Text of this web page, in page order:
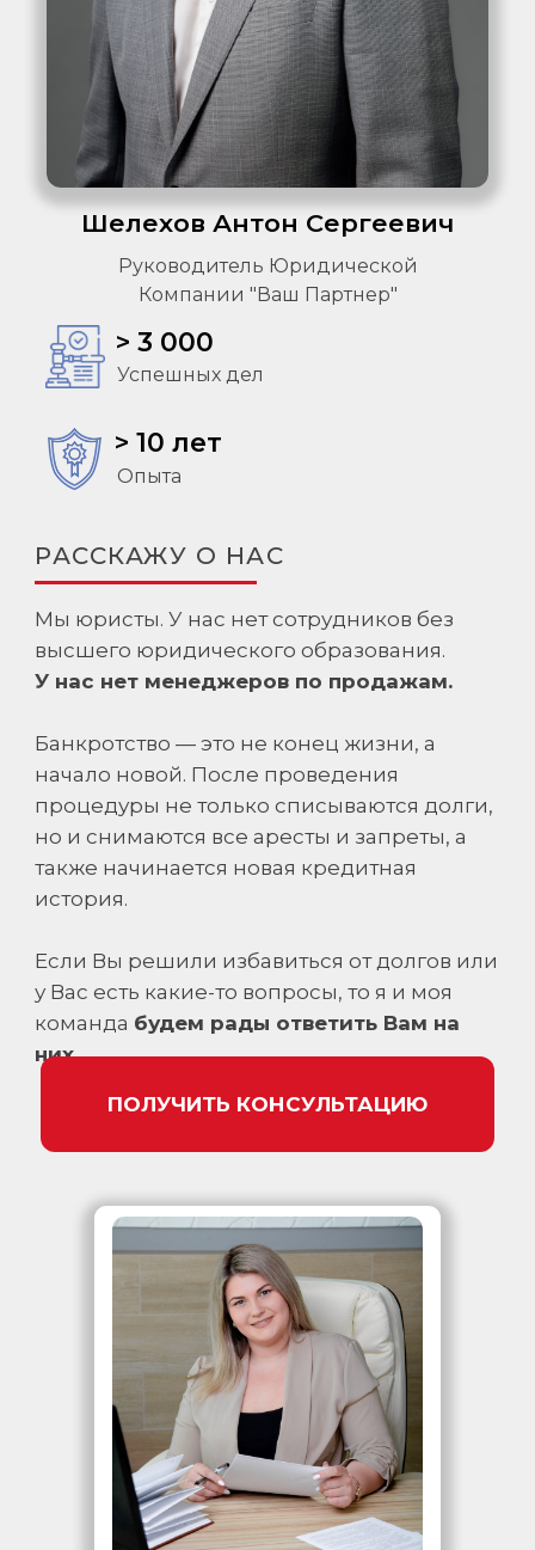
РАССКАЖУ О НАС
Мы юристы. У нас нет сотрудников без
высшего юридического образования.
У нас нет менеджеров по продажам.
Банкротство — это не конец жизни, а
начало новой. После проведения
процедуры не только списываются долги,
но и снимаются все аресты и запреты, а
также начинается новая кредитная
история.
Если Вы решили избавиться от долгов или
у Вас есть какие-то вопросы, то я и моя
команда будем рады ответить Вам на
них.
Опыта
> 10 лет
Успешных дел
> 3 000
Шелехов Антон Сергеевич
Руководитель Юридической
Компании "Ваш Партнер"
ПОЛУЧИТЬ КОНСУЛЬТАЦИЮ